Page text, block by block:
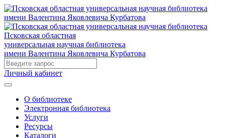
Псковская областная
универсальная научная библиотека
имени Валентина Яковлевича Курбатова
Личный кабинет
О библиотеке
Электронная библиотека
Услуги
Ресурсы
Каталоги